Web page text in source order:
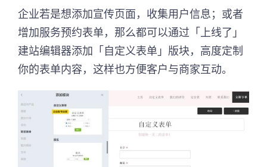
企业若是想添加宣传页面，收集用户信息；或者
增加服务预约表单，那么都可以通过「上线了」
建站编辑器添加「自定义表单」版块，高度定制
你的表单内容，这样也方便客户与商家互动。